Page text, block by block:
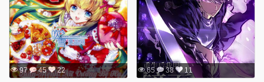
97 45 22 65 38 11